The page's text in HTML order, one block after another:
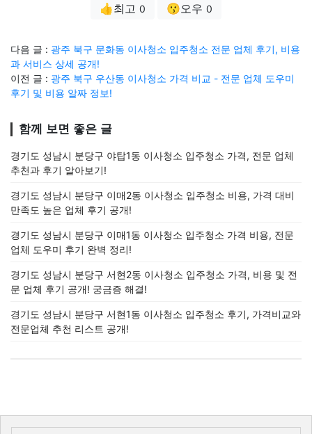
👍최고 0 😗오우 0
다음 글 : 광주 북구 문화동 이사청소 입주청소 전문 업체 후기, 비용
과 서비스 상세 공개!
이전 글 : 광주 북구 우산동 이사청소 가격 비교 - 전문 업체 도우미
후기 및 비용 알짜 정보!
함께 보면 좋은 글
경기도 성남시 분당구 야탑1동 이사청소 입주청소 가격, 전문 업체
추천과 후기 알아보기!
경기도 성남시 분당구 이매2동 이사청소 입주청소 비용, 가격 대비
만족도 높은 업체 후기 공개!
경기도 성남시 분당구 이매1동 이사청소 입주청소 가격 비용, 전문
업체 도우미 후기 완벽 정리!
경기도 성남시 분당구 서현2동 이사청소 입주청소 가격, 비용 및 전
문 업체 후기 공개! 궁금증 해결!
경기도 성남시 분당구 서현1동 이사청소 입주청소 후기, 가격비교와
전문업체 추천 리스트 공개!